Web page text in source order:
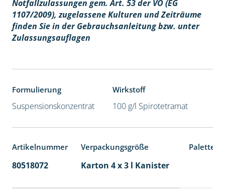
Notfallzulassungen gem. Art. 53 der VO (EG
1107/2009), zugelassene Kulturen und Zeiträume
finden Sie in der Gebrauchsanleitung bzw. unter
Zulassungsauflagen
Formulierung
Suspensionskonzentrat
Wirkstoff
100 g/l Spirotetramat
Artikelnummer Verpackungsgröße
80518072 Karton 4 x 3 l Kanister